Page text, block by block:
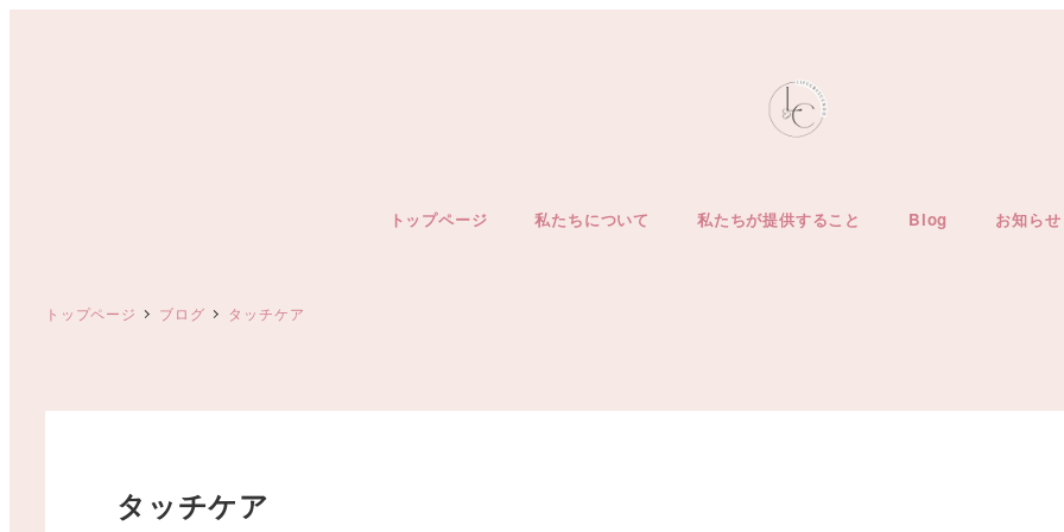
トップページ 私たちについて 私たちが提供すること Blog お知らせ
トップページ ブログ タッチケア
タッチケア